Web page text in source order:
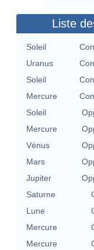
Liste
Soleil
Uranus
Soleil
Mercure
Soleil
Mercure
Vénus
Mars
Jupiter
Saturne
Lune
Mercure
Mercure